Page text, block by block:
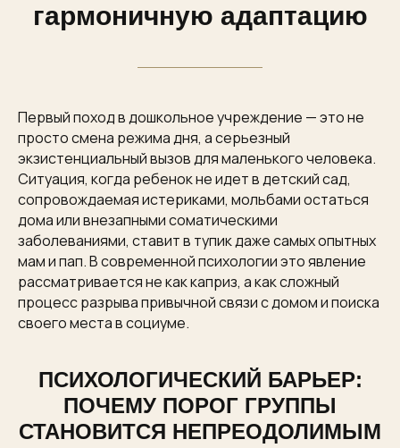
гармоничную адаптацию
Первый поход в дошкольное учреждение — это не
просто смена режима дня, а серьезный
экзистенциальный вызов для маленького человека.
Ситуация, когда ребенок не идет в детский сад,
сопровождаемая истериками, мольбами остаться
дома или внезапными соматическими
заболеваниями, ставит в тупик даже самых опытных
мам и пап. В современной психологии это явление
рассматривается не как каприз, а как сложный
процесс разрыва привычной связи с домом и поиска
своего места в социуме.
ПСИХОЛОГИЧЕСКИЙ БАРЬЕР:
ПОЧЕМУ ПОРОГ ГРУППЫ
СТАНОВИТСЯ НЕПРЕОДОЛИМЫМ